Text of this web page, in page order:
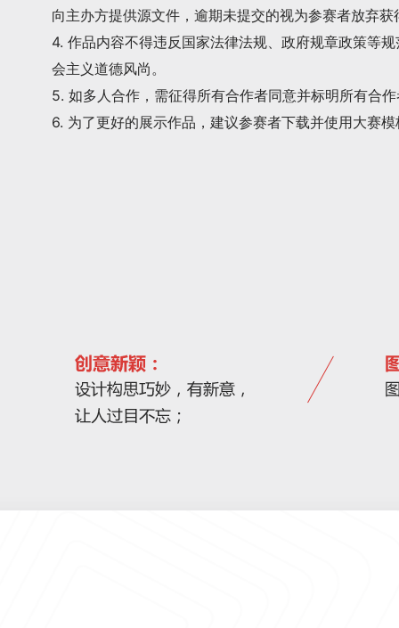
向主办方提供源文件，逾期未提交的视为参赛者放弃
4. 作品内容不得违反国家法律法规、政府规章政策等
会主义道德风尚。
5. 如多人合作，需征得所有合作者同意并标明所有合
6. 为了更好的展示作品，建议参赛者下载并使用大赛